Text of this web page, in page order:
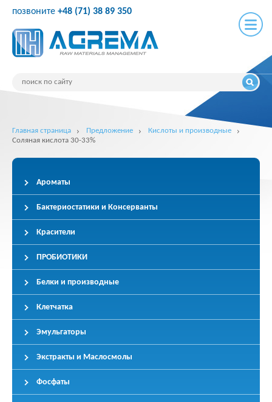
позвоните +48 (71) 38 89 350
Главная страница Предложение
Кислоты и производные
Соляная кислота 30-33%
Ароматы
Бактериостатики и Консерванты
Красители
ПРОБИОТИКИ
Белки и производные
Клетчатка
Эмульгаторы
Экстракты и Маслосмолы
Фосфаты